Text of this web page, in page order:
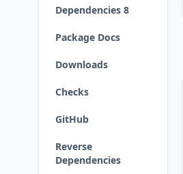
Dependencies 8
Package Docs
Downloads
Checks
GitHub
Reverse
Dependencies